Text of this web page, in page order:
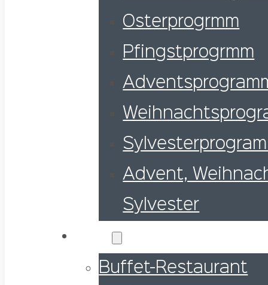
Osterprogrmm
Pfingstprogrmm
Advent,
Sylvester
Buffet-Restaurant